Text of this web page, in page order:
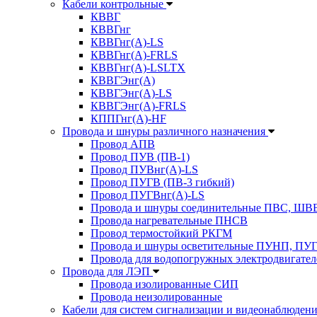
Кабели контрольные
КВВГ
КВВГнг
КВВГнг(А)-LS
КВВГнг(А)-FRLS
КВВГнг(А)-LSLTX
КВВГЭнг(А)
КВВГЭнг(А)-LS
КВВГЭнг(А)-FRLS
КППГнг(А)-HF
Провода и шнуры различного назначения
Провод АПВ
Провод ПУВ (ПВ-1)
Провод ПУВнг(А)-LS
Провод ПУГВ (ПВ-3 гибкий)
Провод ПУГВнг(А)-LS
Провода и шнуры соединительные ПВС,
Провода нагревательные ПНСВ
Провод термостойкий РКГМ
Провода и шнуры осветительные ПУНП,
Провода для водопогружных
Провода для ЛЭП
Провода изолированные СИП
Провода неизолированные
Кабели для систем сигнализации и